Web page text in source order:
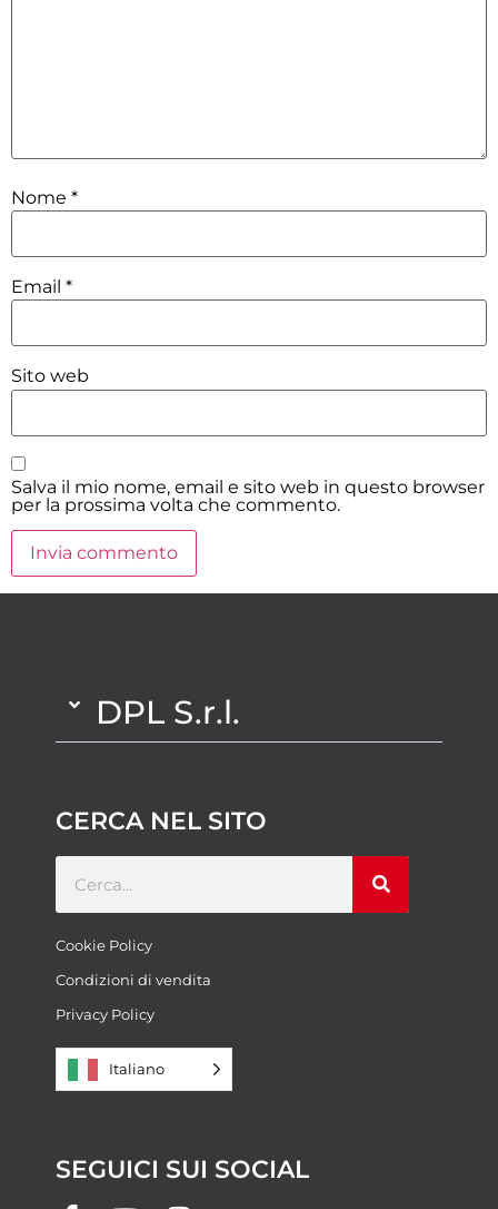
Nome *
Email *
Sito web
Salva il mio nome, email e sito web in questo browser
per la prossima volta che commento.
DPL S.r.l.
CERCA NEL SITO
Cookie Policy
Condizioni di vendita
Privacy Policy
Italiano
SEGUICI SUI SOCIAL